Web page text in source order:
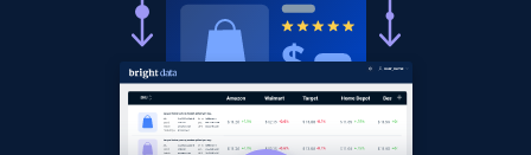
and more.
1.3K+ Commencer